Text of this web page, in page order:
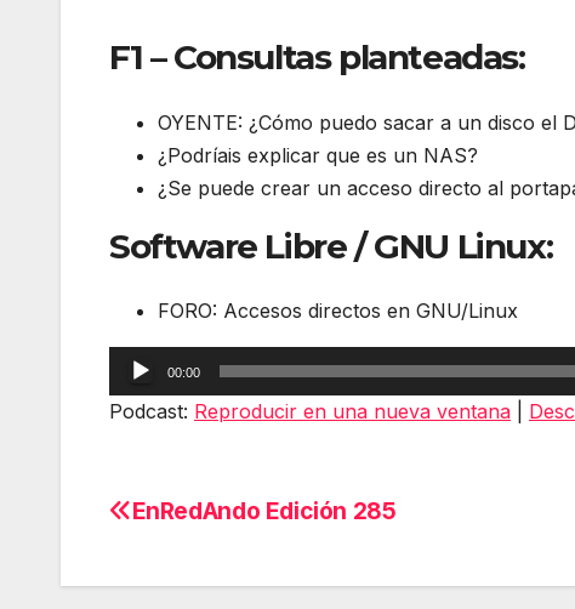
F1 – Consultas planteadas:
OYENTE: ¿Cómo puedo sacar a un disco el
¿Podríais explicar que es un NAS?
¿Se puede crear un acceso directo al
Software Libre / GNU Linux:
FORO: Accesos directos en GNU/Linux
Reproductor
de
00:00
Podcast: Reproducir en una nueva ventana
Navegación
EnRedAndo Edición 285